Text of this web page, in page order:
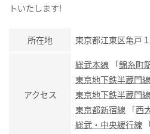
トいたします!
所在地 東京都江東区亀戸
アクセス
総武本線 「錦糸町
東京地下鉄半蔵門線
東京地下鉄半蔵門線
東京都新宿線 「西
総武・中央緩行線